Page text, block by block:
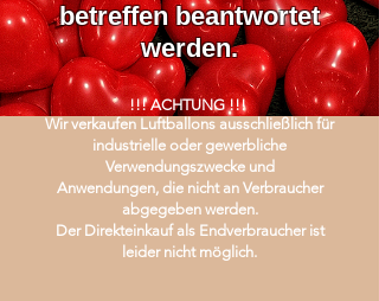
betreffen beantwortet
werden.
!!! ACHTUNG !!!
Wir verkaufen Luftballons ausschließlich für
industrielle oder gewerbliche
Verwendungszwecke und
Anwendungen, die nicht an Verbraucher
abgegeben werden.
Der Direkteinkauf als Endverbraucher ist
leider nicht möglich.